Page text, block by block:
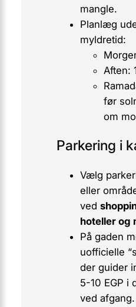
mangle.
Planlæg
myldretid:
Aften:
før
om
Parkering i
Vælg
eller
ved
hoteller og
På gaden
uofficielle “
der guider
5-10 EGP i
ved afgang.